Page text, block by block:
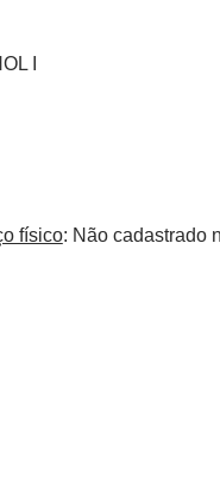
I
físico: Não cadastrado